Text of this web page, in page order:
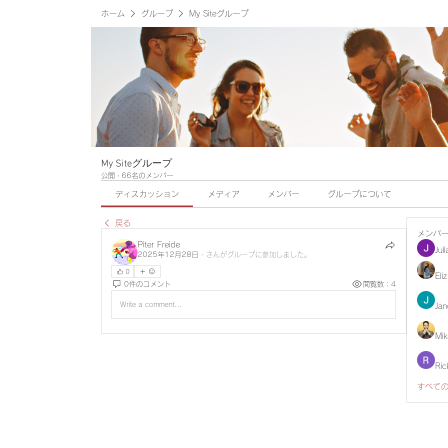
ホーム グループ My Siteグループ
My Siteグループ
公開 · 66名のメンバー
ディスカッション メディア メンバー グループについて
戻る
Piter Freide
2025年12月28日 · さんがグループに参加しました。
0
0件のコメント 閲覧数：4
Write a comment...
メンバ
すべて